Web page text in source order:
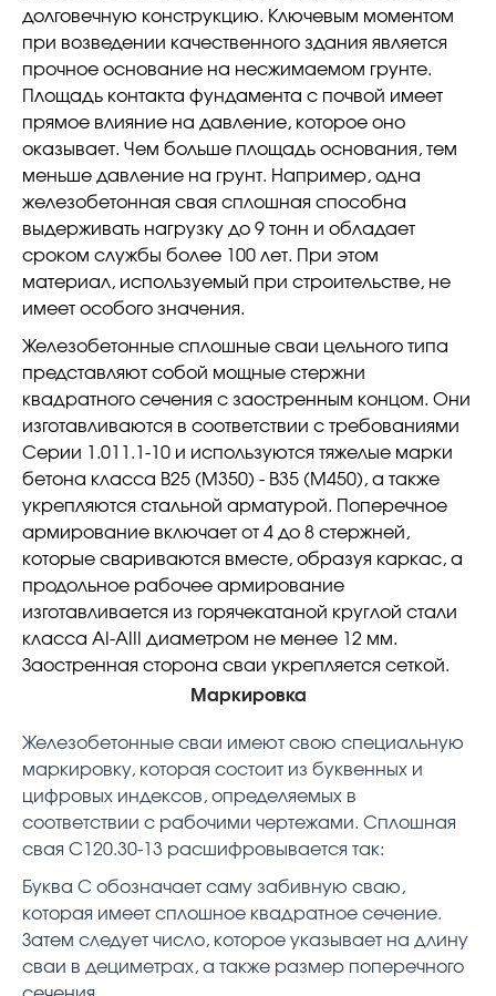
долговечную конструкцию. Ключевым моментом
при возведении качественного здания является
прочное основание на несжимаемом грунте.
Площадь контакта фундамента с почвой имеет
прямое влияние на давление, которое оно
оказывает. Чем больше площадь основания, тем
меньше давление на грунт. Например, одна
железобетонная свая сплошная способна
выдерживать нагрузку до 9 тонн и обладает
сроком службы более 100 лет. При этом
материал, используемый при строительстве, не
имеет особого значения.
Железобетонные сплошные сваи цельного типа
представляют собой мощные стержни
квадратного сечения с заостренным концом. Они
изготавливаются в соответствии с требованиями
Серии 1.011.1-10 и используются тяжелые марки
бетона класса В25 (М350) - В35 (М450), а также
укрепляются стальной арматурой. Поперечное
армирование включает от 4 до 8 стержней,
которые свариваются вместе, образуя каркас, а
продольное рабочее армирование
изготавливается из горячекатаной круглой стали
класса АI-АIII диаметром не менее 12 мм.
Заостренная сторона сваи укрепляется сеткой.
Маркировка
Железобетонные сваи имеют свою специальную
маркировку, которая состоит из буквенных и
цифровых индексов, определяемых в
соответствии с рабочими чертежами. Сплошная
свая С120.30-13 расшифровывается так:
Буква С обозначает саму забивную сваю,
которая имеет сплошное квадратное сечение.
Затем следует число, которое указывает на длину
сваи в дециметрах, а также размер поперечного